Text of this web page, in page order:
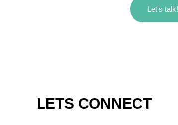
Let's talk!
LETS CONNECT